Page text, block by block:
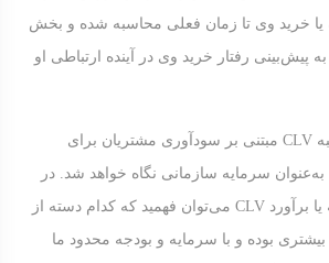
یا خرید وی تا زمان فعلی محاسبه شده و بخش
پیش‌بینی رفتار خرید وی در آینده ارتباطی او
دیدگاه تعریف و محاسبه CLV مبتنی بر سودآوری مشتریان برای
به‌عنوان سرمایه سازمانی نگاه خواهد شد. در
واقع از طریق محاسبه یا برآورد CLV می‌توان فهمید که کدام دسته از
بوده و با سرمایه و بودجه محدود ما